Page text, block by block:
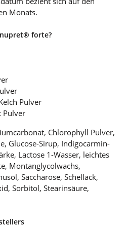
Monats.
forte?
Pulver
Pulver
Chlorophyll Pulver,
Glucose-Sirup, Indigocarmin-
Lactose 1-Wasser, leichtes
Montanglycolwachs,
Saccharose, Schellack,
Sorbitol, Stearinsäure,